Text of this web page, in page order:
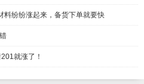
纷纷涨起来，备货下单就要快
就涨了！